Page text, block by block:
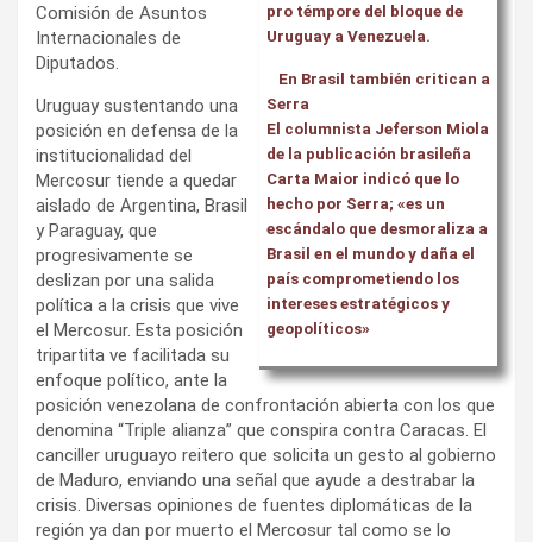
pro témpore del bloque de
Uruguay a Venezuela.
En Brasil también critican a
Serra
El columnista Jeferson Miola
de la publicación brasileña
Carta Maior indicó que lo
hecho por Serra; «es un
escándalo que desmoraliza a
Brasil en el mundo y daña el
país comprometiendo los
intereses estratégicos y
geopolíticos»
Comisión de Asuntos
Internacionales de
Diputados.
Uruguay sustentando una
posición en defensa de la
institucionalidad del
Mercosur tiende a quedar
aislado de Argentina, Brasil
y Paraguay, que
progresivamente se
deslizan por una salida
política a la crisis que vive
el Mercosur. Esta posición
tripartita ve facilitada su
enfoque político, ante la
posición venezolana de confrontación abierta con los que
denomina “Triple alianza” que conspira contra Caracas. El
canciller uruguayo reitero que solicita un gesto al gobierno
de Maduro, enviando una señal que ayude a destrabar la
crisis. Diversas opiniones de fuentes diplomáticas de la
región ya dan por muerto el Mercosur tal como se lo